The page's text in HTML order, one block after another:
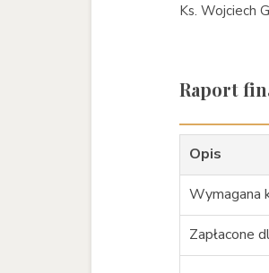
Ks. Wojciech
Raport
Opis
Wymagana
Zapłacone